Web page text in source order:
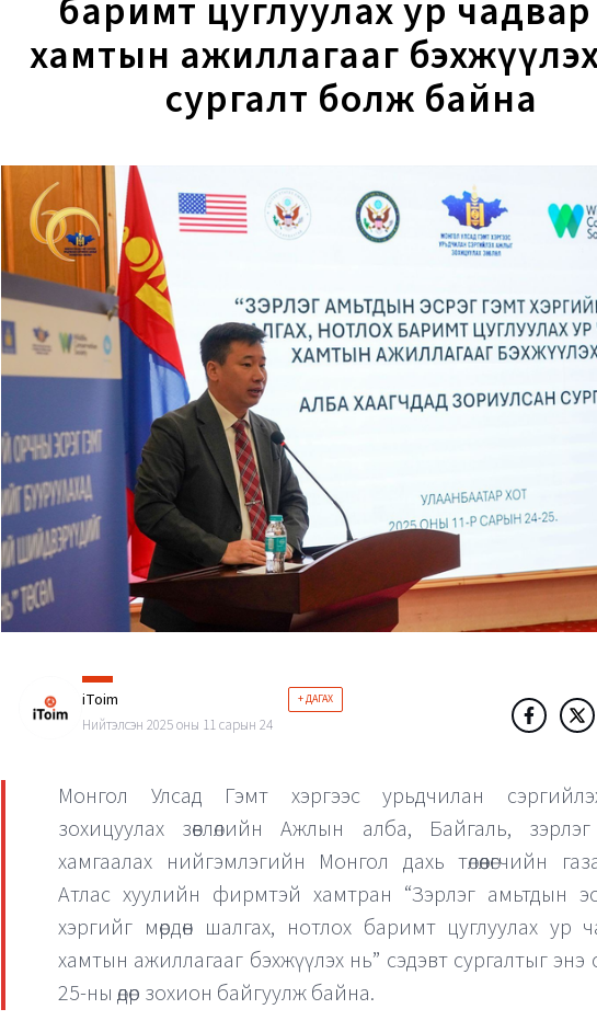
хамтын ажиллагааг
сургалт болж байна
iToim + ДАГАХ
Нийтэлсэн 2025 оны 11 сарын 24
Монгол Улсад Гэмт хэргээс урьдчилан
зохицуулах зөвлөлийн Ажлын алба, Байгаль,
хамгаалах нийгэмлэгийн Монгол дахь төлөөлөгчийн
Атлас хуулийн фирмтэй хамтран “Зэрлэг амьтдын
хэргийг мөрдөн шалгах, нотлох баримт цуглуулах ур
хамтын ажиллагааг бэхжүүлэх нь” сэдэвт сургалтыг
25-ны өдөр зохион байгуулж байна.